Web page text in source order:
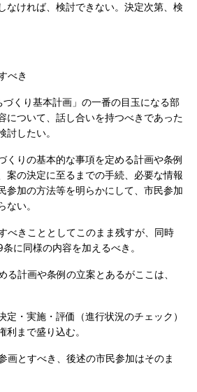
なければ、検討できない。決定次第、検
べき
くり基本計画」の一番の目玉になる部
について、話し合いを持つべきであった
討したい。
りの基本的な事項を定める計画や条例
案の決定に至るまでの手続、必要な情報
参加の方法等を明らかにして、市民参加
ない。
べきこととしてこのまま残すが、同時
に同様の内容を加えるべき。
計画や条例の立案とあるがここは、
定・実施・評価（進行状況のチェック）
利まで盛り込む。
画とすべき、後述の市民参加はそのま